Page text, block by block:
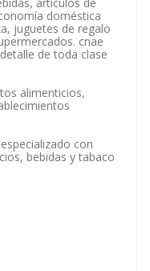
doméstica
juguetes de regalo
cnae
de toda clase
alimenticios,
con
bebidas y tabaco